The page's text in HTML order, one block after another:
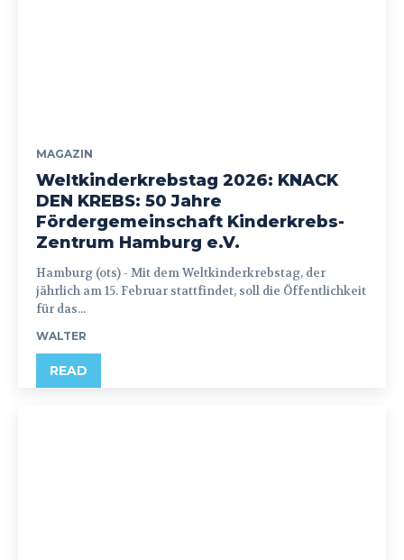
MAGAZIN
Weltkinderkrebstag 2026: KNACK
DEN KREBS: 50 Jahre
Fördergemeinschaft Kinderkrebs-
Zentrum Hamburg e.V.
Hamburg (ots) - Mit dem Weltkinderkrebstag, der
jährlich am 15. Februar stattfindet, soll die Öffentlichkeit
für das...
WALTER
READ